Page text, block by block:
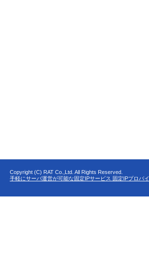
Copyright (C) RAT Co.,Ltd. All Rights Reserved.
手軽にサーバ運営が可能な固定IPサービス 固定IPプロバ